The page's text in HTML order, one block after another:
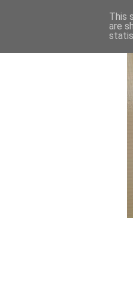
This
are